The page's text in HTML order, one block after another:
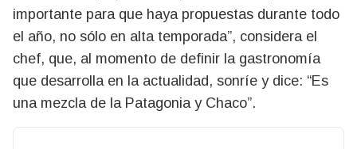
importante para que haya propuestas durante todo
el año, no sólo en alta temporada”, considera el
chef, que, al momento de definir la gastronomía
que desarrolla en la actualidad, sonríe y dice: “Es
una mezcla de la Patagonia y Chaco”.